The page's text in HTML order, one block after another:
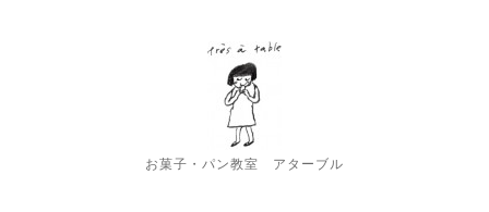
お菓子・パン教室 アターブル